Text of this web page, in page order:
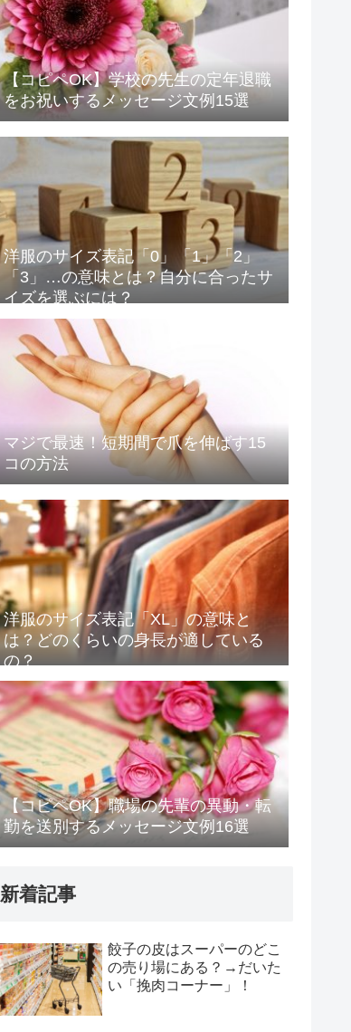
【コピペOK】学校の先生の定年退職
をお祝いするメッセージ文例15選
洋服のサイズ表記「0」「1」「2」
「3」…の意味とは？自分に合ったサ
イズを選ぶには？
マジで最速！短期間で爪を伸ばす15
コの方法
洋服のサイズ表記「XL」の意味と
は？どのくらいの身長が適している
の？
【コピペOK】職場の先輩の異動・転
勤を送別するメッセージ文例16選
新着記事
餃子の皮はスーパーのどこ
の売り場にある？→だいた
い「挽肉コーナー」！